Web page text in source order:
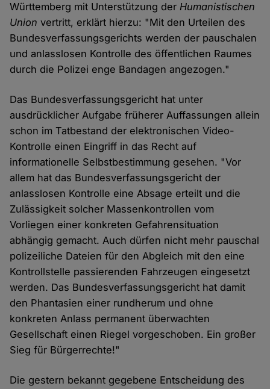
Württemberg mit Unterstützung derHumanistischen
Union vertritt, erklärt hierzu: "Mit den Urteilen des
Bundesverfassungsgerichts werden der pauschalen
und anlasslosen Kontrolle des öffentlichen Raumes
durch die Polizei enge Bandagen angezogen."
Das Bundesverfassungsgericht hat unter
ausdrücklicher Aufgabe früherer Auffassungen allein
schon im Tatbestand der elektronischen Video-
Kontrolle einen Eingriff in das Recht auf
informationelle Selbstbestimmung gesehen. "Vor
allem hat das Bundesverfassungsgericht der
anlasslosen Kontrolle eine Absage erteilt und die
Zulässigkeit solcher Massenkontrollen vom
Vorliegen einer konkreten Gefahrensituation
abhängig gemacht. Auch dürfen nicht mehr pauschal
polizeiliche Dateien für den Abgleich mit den eine
Kontrollstelle passierenden Fahrzeugen eingesetzt
werden. Das Bundesverfassungsgericht hat damit
den Phantasien einer rundherum und ohne
konkreten Anlass permanent überwachten
Gesellschaft einen Riegel vorgeschoben. Ein großer
Sieg für Bürgerrechte!"
Die gestern bekannt gegebene Entscheidung des